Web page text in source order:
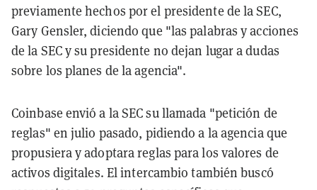
previamente hechos por el presidente de la SEC,
Gary Gensler, diciendo que "las palabras y acciones
de la SEC y su presidente no dejan lugar a dudas
sobre los planes de la agencia".
Coinbase envió a la SEC su llamada "petición de
reglas" en julio pasado, pidiendo a la agencia que
propusiera y adoptara reglas para los valores de
activos digitales. El intercambio también buscó